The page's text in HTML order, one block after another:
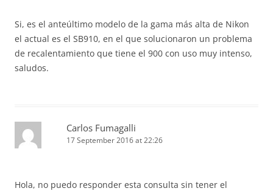
Si, es el anteúltimo modelo de la gama más alta de Nikon
el actual es el SB910, en el que solucionaron un problema
de recalentamiento que tiene el 900 con uso muy intenso,
saludos.
Carlos Fumagalli
17 September 2016 at 22:26
Hola, no puedo responder esta consulta sin tener el